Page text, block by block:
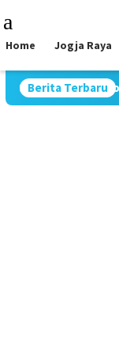
to
content
Menu
Home Jogja Raya
Berita Terbaru
Rekor